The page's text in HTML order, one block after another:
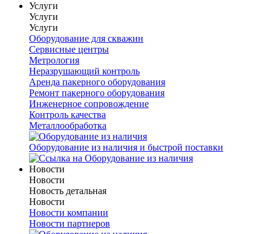
Услуги
Услуги
Услуги
Оборудование для скважин
Сервисные центры
Метрология
Неразрушающий контроль
Аренда пакерного оборудования
Ремонт пакерного оборудования
Инженерное сопровождение
Контроль качества
Металлообработка
Оборудование из наличия и быстрой поставки
Новости
Новости
Новость детальная
Новости
Новости компании
Новости партнеров